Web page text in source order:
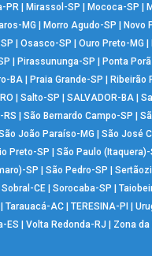
PR |Mirassol-SP |Mococa-SP |
MG |Morro Agudo-SP |Novo
|Osasco-SP |Ouro Preto-MG |
| Pirassununga-SP | Ponta
BA| Praia Grande-SP | Ribeirão
|Salto-SP |SALVADOR-BA |
RS | São Bernardo Campo-SP |
João Paraíso-MG | São José
Preto-SP | São Paulo (Itaquera)-
SP | São Pedro-SP |
Sobral-CE |Sorocaba-SP |
Tarauacá-AC| TERESINA-PI |
ES | Volta Redonda-RJ | Zona da